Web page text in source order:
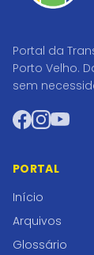
Portal da
Porto Velho.
sem
Facebook
PORTAL
Início
Arquivos
Glossário